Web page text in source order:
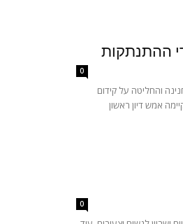
ההתנתקות
0
והחליטה על קידום
ועדת חוץ וביטחון קיימה אמש דיון ראשון
0